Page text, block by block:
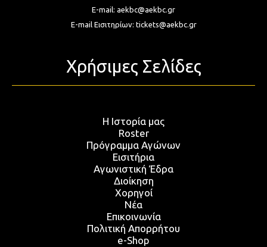
E-mail: aekbc@aekbc.gr
E-mail Εισιτηρίων: tickets@aekbc.gr
Χρήσιμες Σελίδες
Η Ιστορία μας
Roster
Πρόγραμμα Αγώνων
Εισιτήρια
Αγωνιστική Έδρα
Διοίκηση
Χορηγοί
Νέα
Επικοινωνία
Πολιτική Απορρήτου
e-Shop